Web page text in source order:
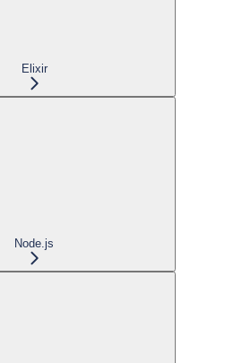
Elixir
Node.js